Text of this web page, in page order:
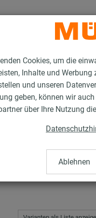
Cookies, um die
Inhalte und
und unseren
geben, können wir
über Ihre Nutzung
Ablehnen
Feuerverzinkte